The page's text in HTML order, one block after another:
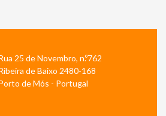
25 de Novembro, n.º762
de Baixo 2480-168
de Mós - Portugal